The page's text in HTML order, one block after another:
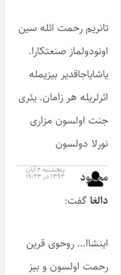
تانریم رحمت ائله سین
اونودولماز صنعتکارا.
یاشایاجاقدیر بیزیمله
اثرلریله هر زامان. یئری
جنت اولسون مزاری
نورلا دولسون
محمود
دالغاگفت:
پنجشنبه ۲ آبان
۱۳۹۲ در ۱۹:۴۳
اینشاا… روحوی قرین
رحمت اولسون و بیز